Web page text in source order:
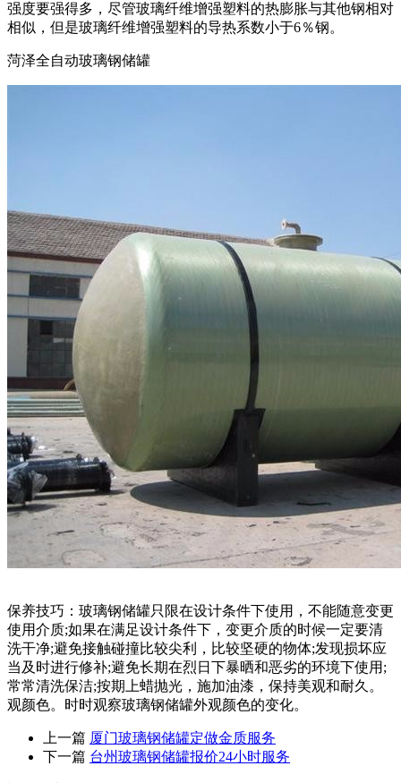
强度要强得多，尽管玻璃纤维增​​强塑料的热膨胀与其他钢相对
相似，但是玻璃纤维增​​强塑料的导热系数小于6％钢。
菏泽全自动玻璃钢储罐
保养技巧：玻璃钢储罐只限在设计条件下使用，不能随意变更
使用介质;如果在满足设计条件下，变更介质的时候一定要清
洗干净;避免接触碰撞比较尖利，比较坚硬的物体;发现损坏应
当及时进行修补;避免长期在烈日下暴晒和恶劣的环境下使用;
常常清洗保洁;按期上蜡抛光，施加油漆，保持美观和耐久。
观颜色。时时观察玻璃钢储罐外观颜色的变化。
上一篇 厦门玻璃钢储罐定做金质服务
下一篇 台州玻璃钢储罐报价24小时服务